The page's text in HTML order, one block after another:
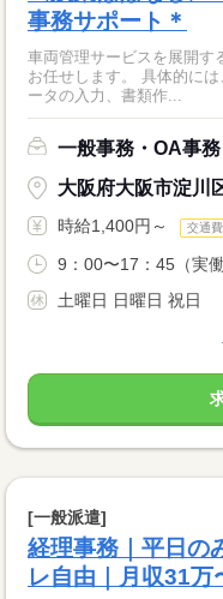
事務サポート＊
車両管理サービスを展開す
お任せします。 具体的に
ータの入力、書類作...
一般事務・OA事務
大阪府大阪市淀川
時給1,400円～ 交通
9：00〜17：45（実
土曜日 日曜日 祝日
[一般派遣]
経理事務｜平日の
レ自由｜月収31万